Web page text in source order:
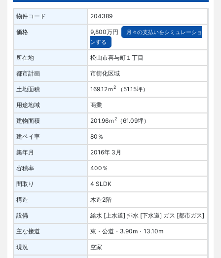
物件コード 204389
価格 9,800万円
月々の支払いをシミュレーショ
ンする
所在地 松山市喜与町１丁目
都市計画 市街化区域
土地面積 169.12ｍ2（51.15坪）
用途地域 商業
建物面積 201.96ｍ2（61.09坪）
建ペイ率 80％
築年月 2016年 3月
容積率 400％
間取り 4 SLDK
構造 木造2階
設備 給水 [上水道] 排水 [下水道] ガス [都市ガス]
主な接道 東・公道・3.90m・13.10m
現況 空家